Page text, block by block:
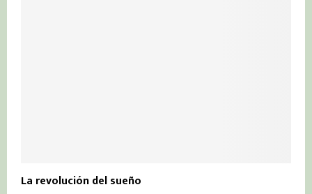
La revolución del sueño